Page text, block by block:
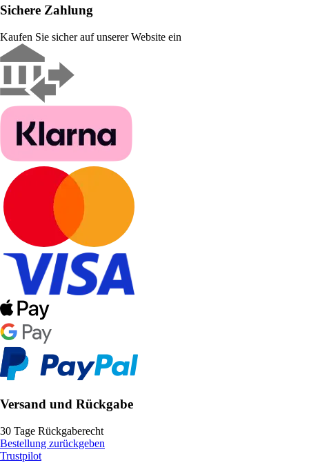
Sichere Zahlung
Kaufen Sie sicher auf unserer Website ein
Versand und Rückgabe
30 Tage Rückgaberecht
Bestellung zurückgeben
Trustpilot